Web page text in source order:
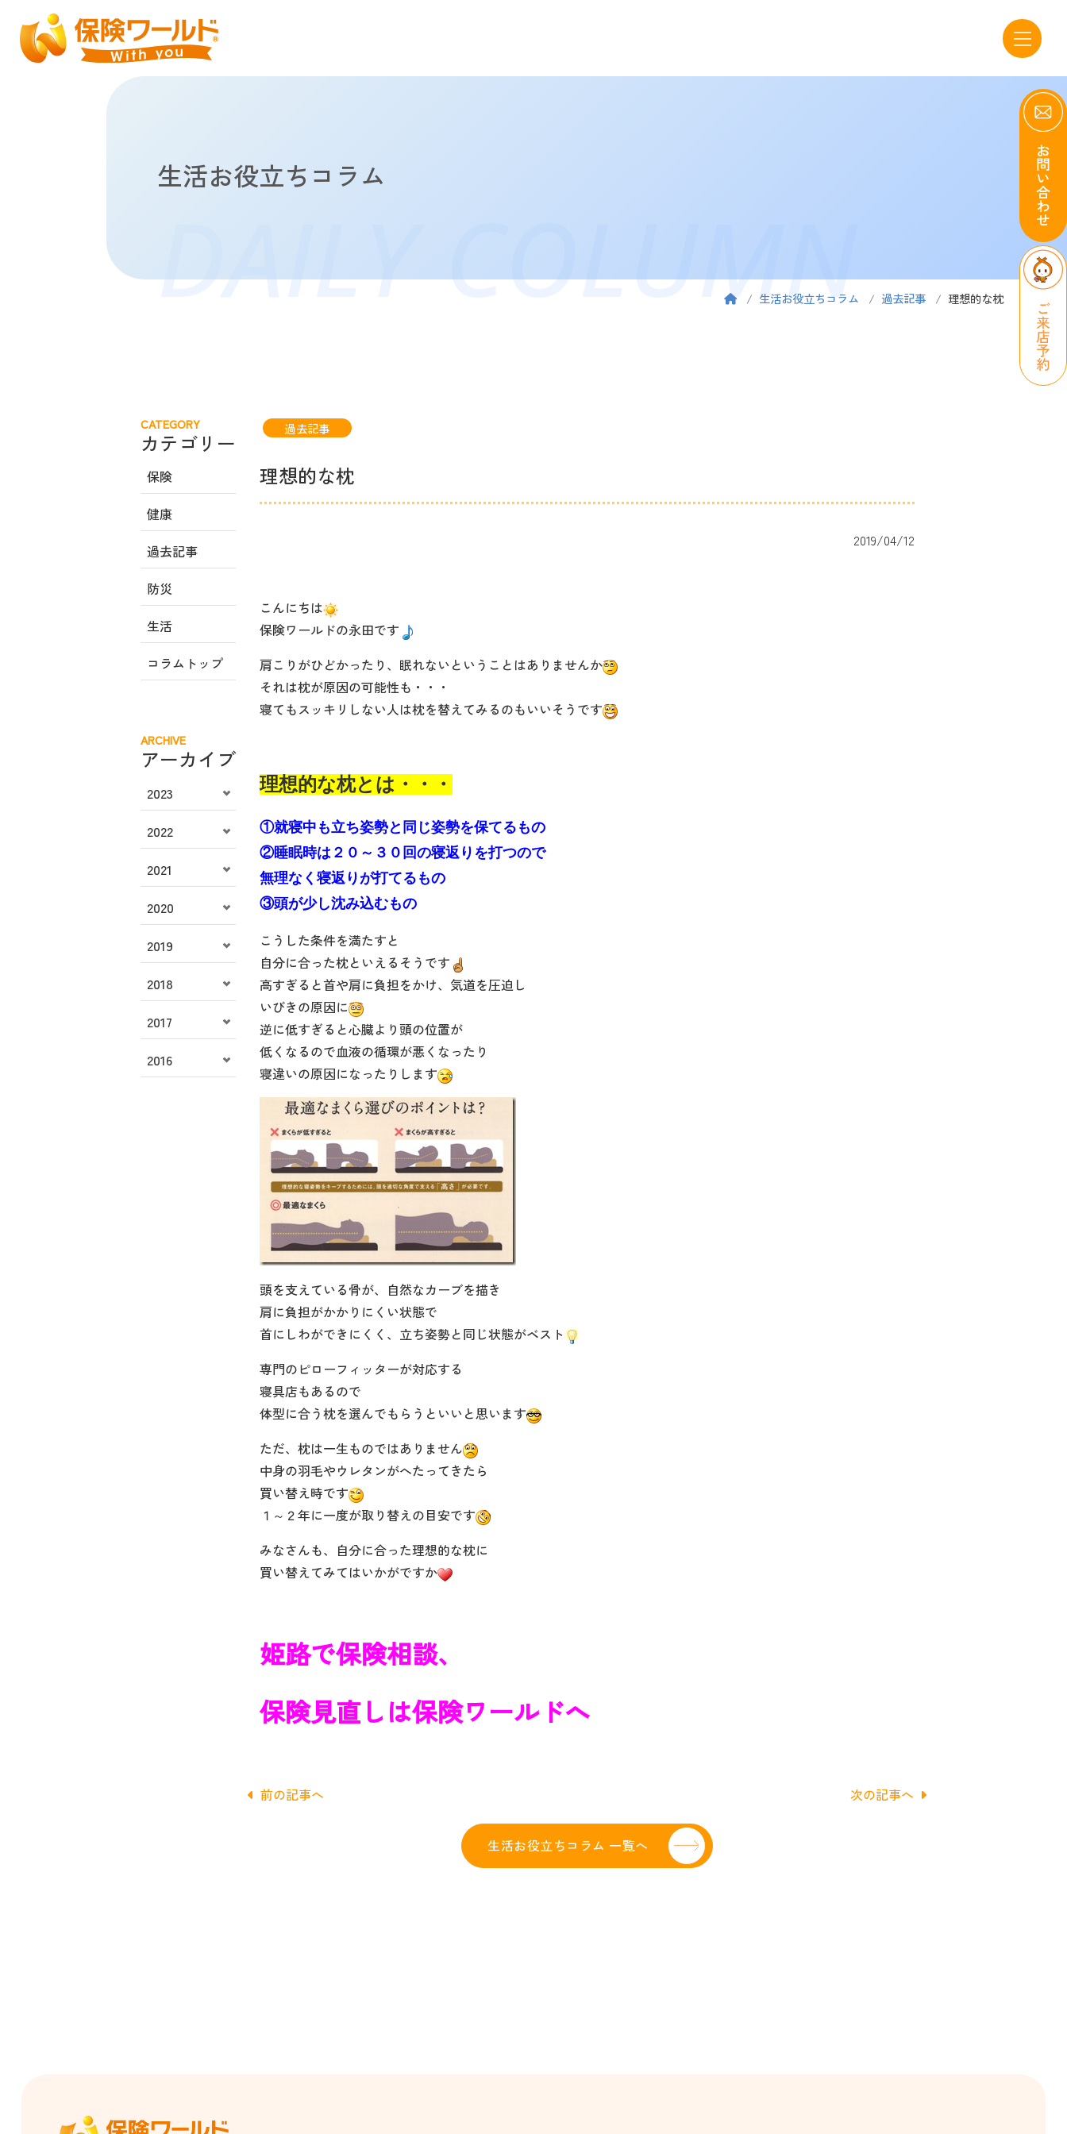
生活お役立ちコラム
DAILY COLUMN
生活お役立ちコラム 過去記事 理想的な枕
過去記事
理想的な枕
2019/04/12
こんにちは
保険ワールドの永田です
肩こりがひどかったり、眠れないということはありませんか
それは枕が原因の可能性も・・・
寝てもスッキリしない人は枕を替えてみるのもいいそうです
理想的な枕とは・・・
①就寝中も立ち姿勢と同じ姿勢を保てるもの
②睡眠時は２０～３０回の寝返りを打つので
無理なく寝返りが打てるもの
③頭が少し沈み込むもの
こうした条件を満たすと
自分に合った枕といえるそうです
高すぎると首や肩に負担をかけ、気道を圧迫し
いびきの原因に
逆に低すぎると心臓より頭の位置が
低くなるので血液の循環が悪くなったり
寝違いの原因になったりします
頭を支えている骨が、自然なカーブを描き
肩に負担がかかりにくい状態で
首にしわができにくく、立ち姿勢と同じ状態がベスト
専門のピローフィッターが対応する
寝具店もあるので
体型に合う枕を選んでもらうといいと思います
ただ、枕は一生ものではありません
中身の羽毛やウレタンがへたってきたら
買い替え時です
１～２年に一度が取り替えの目安です
みなさんも、自分に合った理想的な枕に
買い替えてみてはいかがですか
姫路で保険相談、
保険見直しは保険ワールドへ
前の記事へ 次の記事へ
生活お役立ちコラム 一覧へ
CATEGORY
カテゴリー
保険
健康
過去記事
防災
生活
コラムトップ
ARCHIVE
アーカイブ
2023
2022
2021
2020
2019
2018
2017
2016